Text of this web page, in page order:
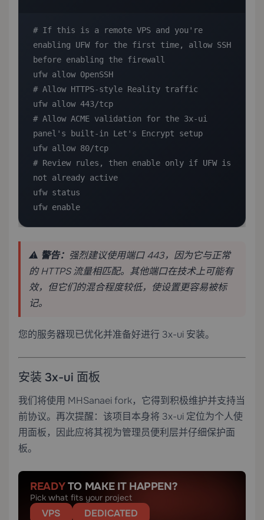
# If this is a remote VPS and you're
enabling UFW for the first time, allow SSH
before enabling the firewall
ufw allow OpenSSH
# Allow HTTPS-style Reality traffic
ufw allow 443/tcp
# Allow ACME validation for the 3x-ui
panel's built-in Let's Encrypt setup
ufw allow 80/tcp
# Review rules, then enable only if UFW is
not already active
ufw status
ufw enable
⚠️ 警告： 强烈建议使用端口 443，因为它与正常
的 HTTPS 流量相匹配。其他端口在技术上可能有
效，但它们的混合程度较低，使设置更容易被标
记。
您的服务器现已优化并准备好进行 3x-ui 安装。
安装 3x-ui 面板
我们将使用 MHSanaei fork，它得到积极维护并支持当
前协议。再次提醒：该项目本身将 3x-ui 定位为个人使
用面板，因此应将其视为管理员便利层并仔细保护面
板。
READY TO MAKE IT HAPPEN?
Pick what fits your project
VPS DEDICATED